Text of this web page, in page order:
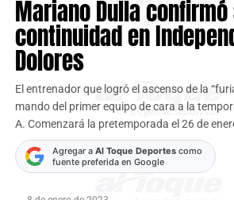
Mariano Dulla
continuidad en
Dolores
El entrenador que logró el ascenso de la
mando del primer equipo de cara a la
A. Comenzará la pretemporada el 26 de
Agregar a Al Toque Deportescomo
fuente preferida en Google